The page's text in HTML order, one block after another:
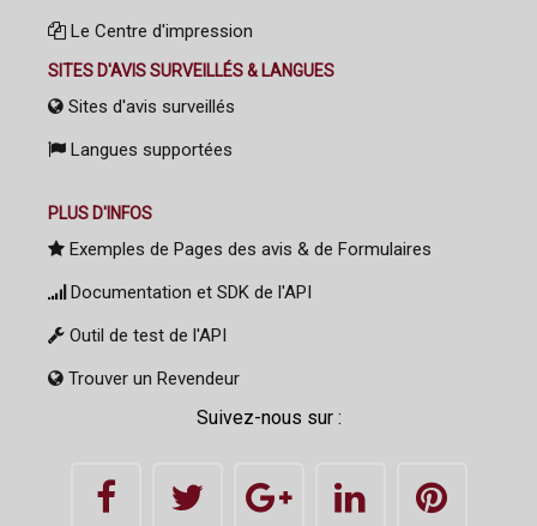
Le Centre d'impression
SITES D'AVIS SURVEILLÉS & LANGUES
Sites d'avis surveillés
Langues supportées
PLUS D'INFOS
Exemples de Pages des avis & de Formulaires
Documentation et SDK de l'API
Outil de test de l'API
Trouver un Revendeur
Suivez-nous sur :